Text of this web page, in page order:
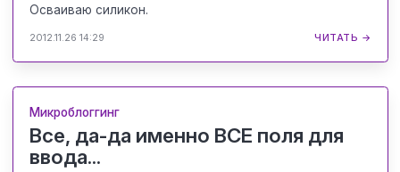
Осваиваю силикон.
2012.11.26 14:29 ЧИТАТЬ →
Микроблоггинг
Все, да-да именно ВСЕ поля для
ввода...